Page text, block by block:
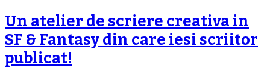
Un atelier de scriere creativa in
SF & Fantasy din care iesi scriitor
publicat!